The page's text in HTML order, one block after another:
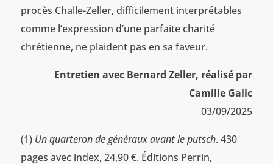
procès Challe-Zeller, difficilement interprétables
comme l’expression d’une parfaite charité
chrétienne, ne plaident pas en sa faveur.
Entretien avec Bernard Zeller, réalisé par
Camille Galic
03/09/2025
(1) Un quarteron de généraux avant le putsch. 430
pages avec index, 24,90 €. Éditions Perrin,